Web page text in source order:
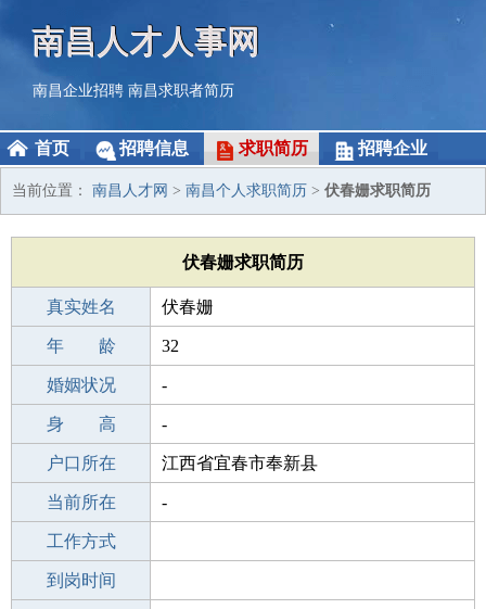
南昌人才人事网
南昌企业招聘 南昌求职者简历
首页 招聘信息 求职简历 招聘企业
当前位置： 南昌人才网 > 南昌个人求职简历 > 伏春姗求职简历
伏春姗求职简历
真实姓名 伏春姗
性 别 女
年 龄 32
出生年月 1994-02-01
婚姻状况 -
学 历 高中
身 高 -
毕业学校 丁香职业中学
户口所在 江西省宜春市奉新县
所学专业 -
当前所在 -
工作经验
工作方式
驾 照
到岗时间